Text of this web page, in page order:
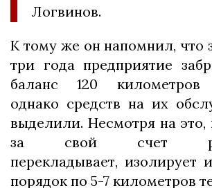
Логвинов.
К тому же он напомнил, что
три года предприятие
баланс 120 километров
однако средств на их
выделили. Несмотря на это,
за свой счет
перекладывает, изолирует
порядок по 5-7 километров